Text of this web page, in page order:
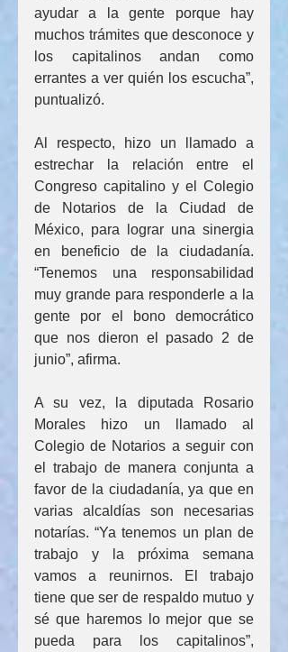
ayudar a la gente porque hay
muchos trámites que desconoce y
los capitalinos andan como
errantes a ver quién los escucha”,
puntualizó.
Al respecto, hizo un llamado a
estrechar la relación entre el
Congreso capitalino y el Colegio
de Notarios de la Ciudad de
México, para lograr una sinergia
en beneficio de la ciudadanía.
“Tenemos una responsabilidad
muy grande para responderle a la
gente por el bono democrático
que nos dieron el pasado 2 de
junio”, afirma.
A su vez, la diputada Rosario
Morales hizo un llamado al
Colegio de Notarios a seguir con
el trabajo de manera conjunta a
favor de la ciudadanía, ya que en
varias alcaldías son necesarias
notarías. “Ya tenemos un plan de
trabajo y la próxima semana
vamos a reunirnos. El trabajo
tiene que ser de respaldo mutuo y
sé que haremos lo mejor que se
pueda para los capitalinos”,